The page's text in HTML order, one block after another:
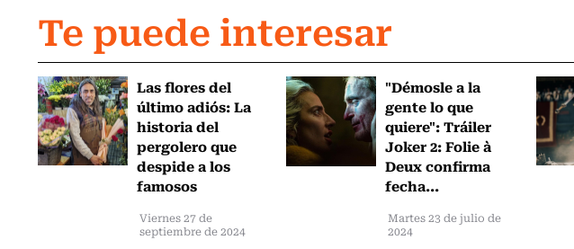
Te puede interesar
Las flores del
último adiós: La
historia del
pergolero que
despide a los
famosos
Viernes 27 de
septiembre de 2024
"Démosle a la
gente lo que
quiere": Tráiler
Joker 2: Folie à
Deux confirma
fecha...
Martes 23 de julio de
2024